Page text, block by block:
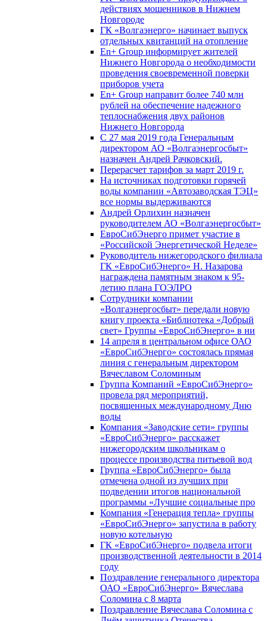
действиях мошенников в Нижнем
Новгороде
ГК «Волгаэнерго» начинает выпуск
отдельных квитанций на отопление
En+ Group информирует жителей
Нижнего Новгорода о необходимости
проведения своевременной поверки
приборов учета
En+ Group направит более 740 млн
рублей на обеспечение надежного
теплоснабжения двух районов
Нижнего Новгорода
С 27 мая 2019 года Генеральным
директором АО «Волгаэнергосбыт»
назначен Андрей Рачковский.
Перерасчет тарифов за март 2019 г.
На источниках подготовки горячей
воды компании «Автозаводская ТЭЦ»
все нормы выдерживаются
Андрей Орлихин назначен
руководителем АО «Волгаэнергосбыт»
ЕвроСибЭнерго примет участие в
«Российской Энергетической Неделе»
Руководитель нижегородского филиала
ГК «ЕвроСибЭнерго» Н. Назарова
награждена памятным знаком к 95-
летию плана ГОЭЛРО
Сотрудники компании
«Волгаэнергосбыт» передали новую
книгу проекта «Библиотека «Добрый
свет» Группы «ЕвроСибЭнерго» в ни
14 апреля в центральном офисе ОАО
«ЕвроСибЭнерго» состоялась прямая
линия с генеральным директором
Вячеславом Соломиным
Группа Компаний «ЕвроСибЭнерго»
провела ряд мероприятий,
посвященных международному Дню
воды
Компания «Заводские сети» группы
«ЕвроСибЭнерго» расскажет
нижегородским школьникам о
процессе производства питьевой вод
Группа «ЕвроСибЭнерго» была
отмечена одной из лучших при
подведении итогов национальной
программы «Лучшие социальные про
Компания «Генерация тепла» группы
«ЕвроСибЭнерго» запустила в работу
новую котельную
ГК «ЕвроСибЭнерго» подвела итоги
производственной деятельности в 2014
году
Поздравление генерального директора
ОАО «ЕвроСибЭнерго» Вячеслава
Соломина с 8 марта
Поздравление Вячеслава Соломина с